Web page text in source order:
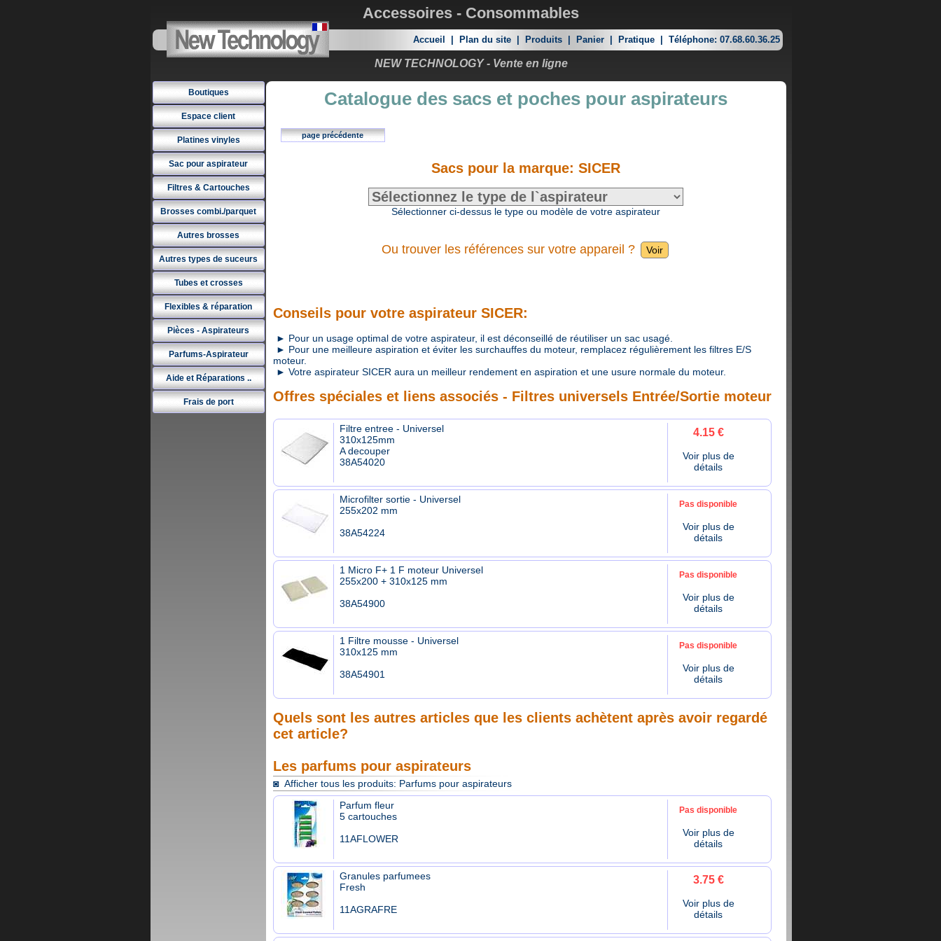
Accessoires - Consommables
Accueil Plan du site Produits Panier Pratique Téléphone: 07.68.60.36.25
NEW TECHNOLOGY - Vente en ligne
Boutiques
Espace client
Platines vinyles
Sac pour aspirateur
Filtres & Cartouches
Brosses combi./parquet
Autres brosses
Autres types de suceurs
Tubes et crosses
Flexibles & réparation
Pièces - Aspirateurs
Parfums-Aspirateur
Aide et Réparations ..
Frais de port
Catalogue des sacs et poches pour aspirateurs
page précédente
Sacs pour la marque: SICER
Sélectionner ci-dessus le type ou modèle de votre aspirateur
Ou trouver les références sur votre appareil ?
Conseils pour votre aspirateur SICER:
► Pour un usage optimal de votre aspirateur, il est déconseillé de réutiliser un sac usagé.
► Pour une meilleure aspiration et éviter les surchauffes du moteur, remplacez régulièrement les filtres E/S
moteur.
► Votre aspirateur SICER aura un meilleur rendement en aspiration et une usure normale du moteur.
Offres spéciales et liens associés - Filtres universels Entrée/Sortie moteur
Filtre entree - Universel
310x125mm
A decouper
38A54020
4.15 €
Voir plus de
détails
Microfilter sortie - Universel
255x202 mm
38A54224
Pas disponible
Voir plus de
détails
1 Micro F+ 1 F moteur Universel
255x200 + 310x125 mm
38A54900
Pas disponible
Voir plus de
détails
1 Filtre mousse - Universel
310x125 mm
38A54901
Pas disponible
Voir plus de
détails
Quels sont les autres articles que les clients achètent après avoir regardé
cet article?
Les parfums pour aspirateurs
◙ Afficher tous les produits: Parfums pour aspirateurs
Parfum fleur
5 cartouches
11AFLOWER
Pas disponible
Voir plus de
détails
Granules parfumees
Fresh
11AGRAFRE
3.75 €
Voir plus de
détails